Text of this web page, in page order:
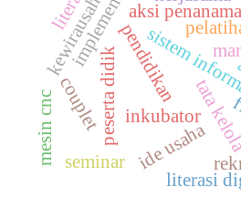
pendidikan
implementasi
inkubator
kewirausahaan sistem
peserta didik
aksi
tata
couplet
literasi
ide usaha
seminar
mesin cnc